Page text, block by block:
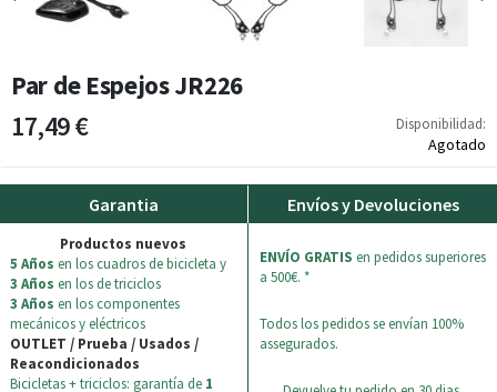
Par de Espejos JR226
17,49 € Disponibilidad:
Agotado
Garantia
Productos nuevos
5 Años en los cuadros de bicicleta y
3 Años en los de triciclos
3 Años en los componentes
mecánicos y eléctricos
OUTLET / Prueba / Usados /
Reacondicionados
Bicicletas + triciclos: garantía de 1
Envíos y Devoluciones
ENVÍO GRATIS en pedidos superiores
a 500€. *
Todos los pedidos se envían 100%
assegurados.